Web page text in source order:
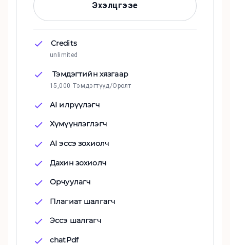
Эхэлцгээе
Credits
unlimited
Тэмдэгтийн хязгаар
15,000 Тэмдэгтүүд/Оролт
AI илрүүлэгч
Хүмүүнлэглэгч
AI эссэ зохиолч
Дахин зохиолч
Орчуулагч
Плагиат шалгагч
Эссэ шалгагч
chatPdf